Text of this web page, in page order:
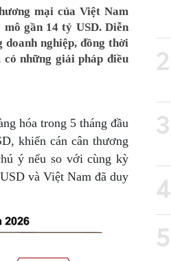
mại của Việt Nam
gần 14 tỷ USD. Diễn
nghiệp, đồng thời
những giải pháp điều
hóa trong 5 tháng đầu
khiến cán cân thương
ý nếu so với cùng kỳ
và Việt Nam đã duy
2
3
4
5